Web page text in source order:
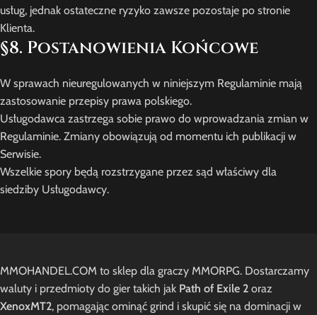
usług, jednak ostateczne ryzyko zawsze pozostaje po stronie
Klienta.
§8. Postanowienia Końcowe
W sprawach nieuregulowanych w niniejszym Regulaminie mają
zastosowanie przepisy prawa polskiego.
Usługodawca zastrzega sobie prawo do wprowadzania zmian w
Regulaminie. Zmiany obowiązują od momentu ich publikacji w
Serwisie.
Wszelkie spory będą rozstrzygane przez sąd właściwy dla
siedziby Usługodawcy.
MMOHANDEL.COM to sklep dla graczy MMORPG. Dostarczamy
waluty i przedmioty do gier takich jak Path of Exile 2 oraz
XenoxMT2, pomagając ominąć grind i skupić się na dominacji w